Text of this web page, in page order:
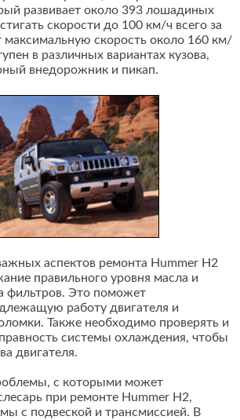
развивает около 393 лошадиных
скорости до 100 км/ч всего за
максимальную скорость около 160 км/
в различных вариантах кузова,
внедорожник и пикап.
аспектов ремонта Hummer H2
правильного уровня масла и
фильтров. Это поможет
работу двигателя и
Также необходимо проверять и
системы охлаждения, чтобы
двигателя.
с которыми может
при ремонте Hummer H2,
с подвеской и трансмиссией. В